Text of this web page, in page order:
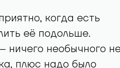
когда есть
её подольше.
ничего необычного
плюс надо было